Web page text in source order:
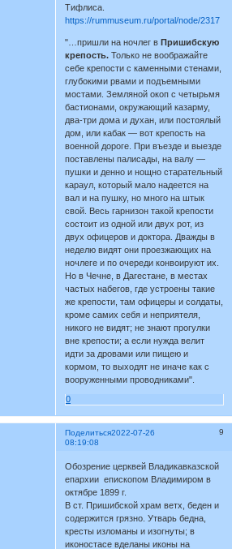
Тифлиса.
https://rummuseum.ru/portal/node/2317
"…пришли на ночлег вПришибскую
крепость.Только не воображайте
себе крепости с каменными стенами,
глубокими рвами и подъемными
мостами. Земляной окоп с четырьмя
бастионами, окружающий казарму,
два-три дома и духан, или постоялый
дом, или кабак — вот крепость на
военной дороге. При въезде и выезде
поставлены палисады, на валу —
пушки и денно и нощно старательный
караул, который мало надеется на
вал и на пушку, но много на штык
свой. Весь гарнизон такой крепости
состоит из одной или двух рот, из
двух офицеров и доктора. Дважды в
неделю видят они проезжающих на
ночлеге и по очереди конвоируют их.
Но в Чечне, в Дагестане, в местах
частых набегов, где устроены такие
же крепости, там офицеры и солдаты,
кроме самих себя и неприятеля,
никого не видят; не знают прогулки
вне крепости; а если нужда велит
идти за дровами или пищею и
кормом, то выходят не иначе как с
вооруженными проводниками".
0
Поделиться 9
2022-07-26
08:19:08
Обозрение церквей Владикавказской
епархии епископом Владимиром в
октябре 1899 г.
В ст. Пришибской храм ветх, беден и
содержится грязно. Утварь бедна,
кресты изломаны и изогнуты; в
иконостасе вделаны иконы на